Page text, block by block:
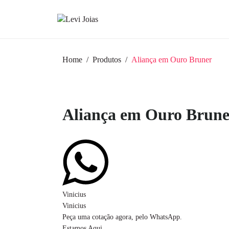
Home Produtos Aliança em Ouro Bruner
Aliança em Ouro
Vinicius
Vinicius
Peça uma cotação agora, pelo WhatsApp.